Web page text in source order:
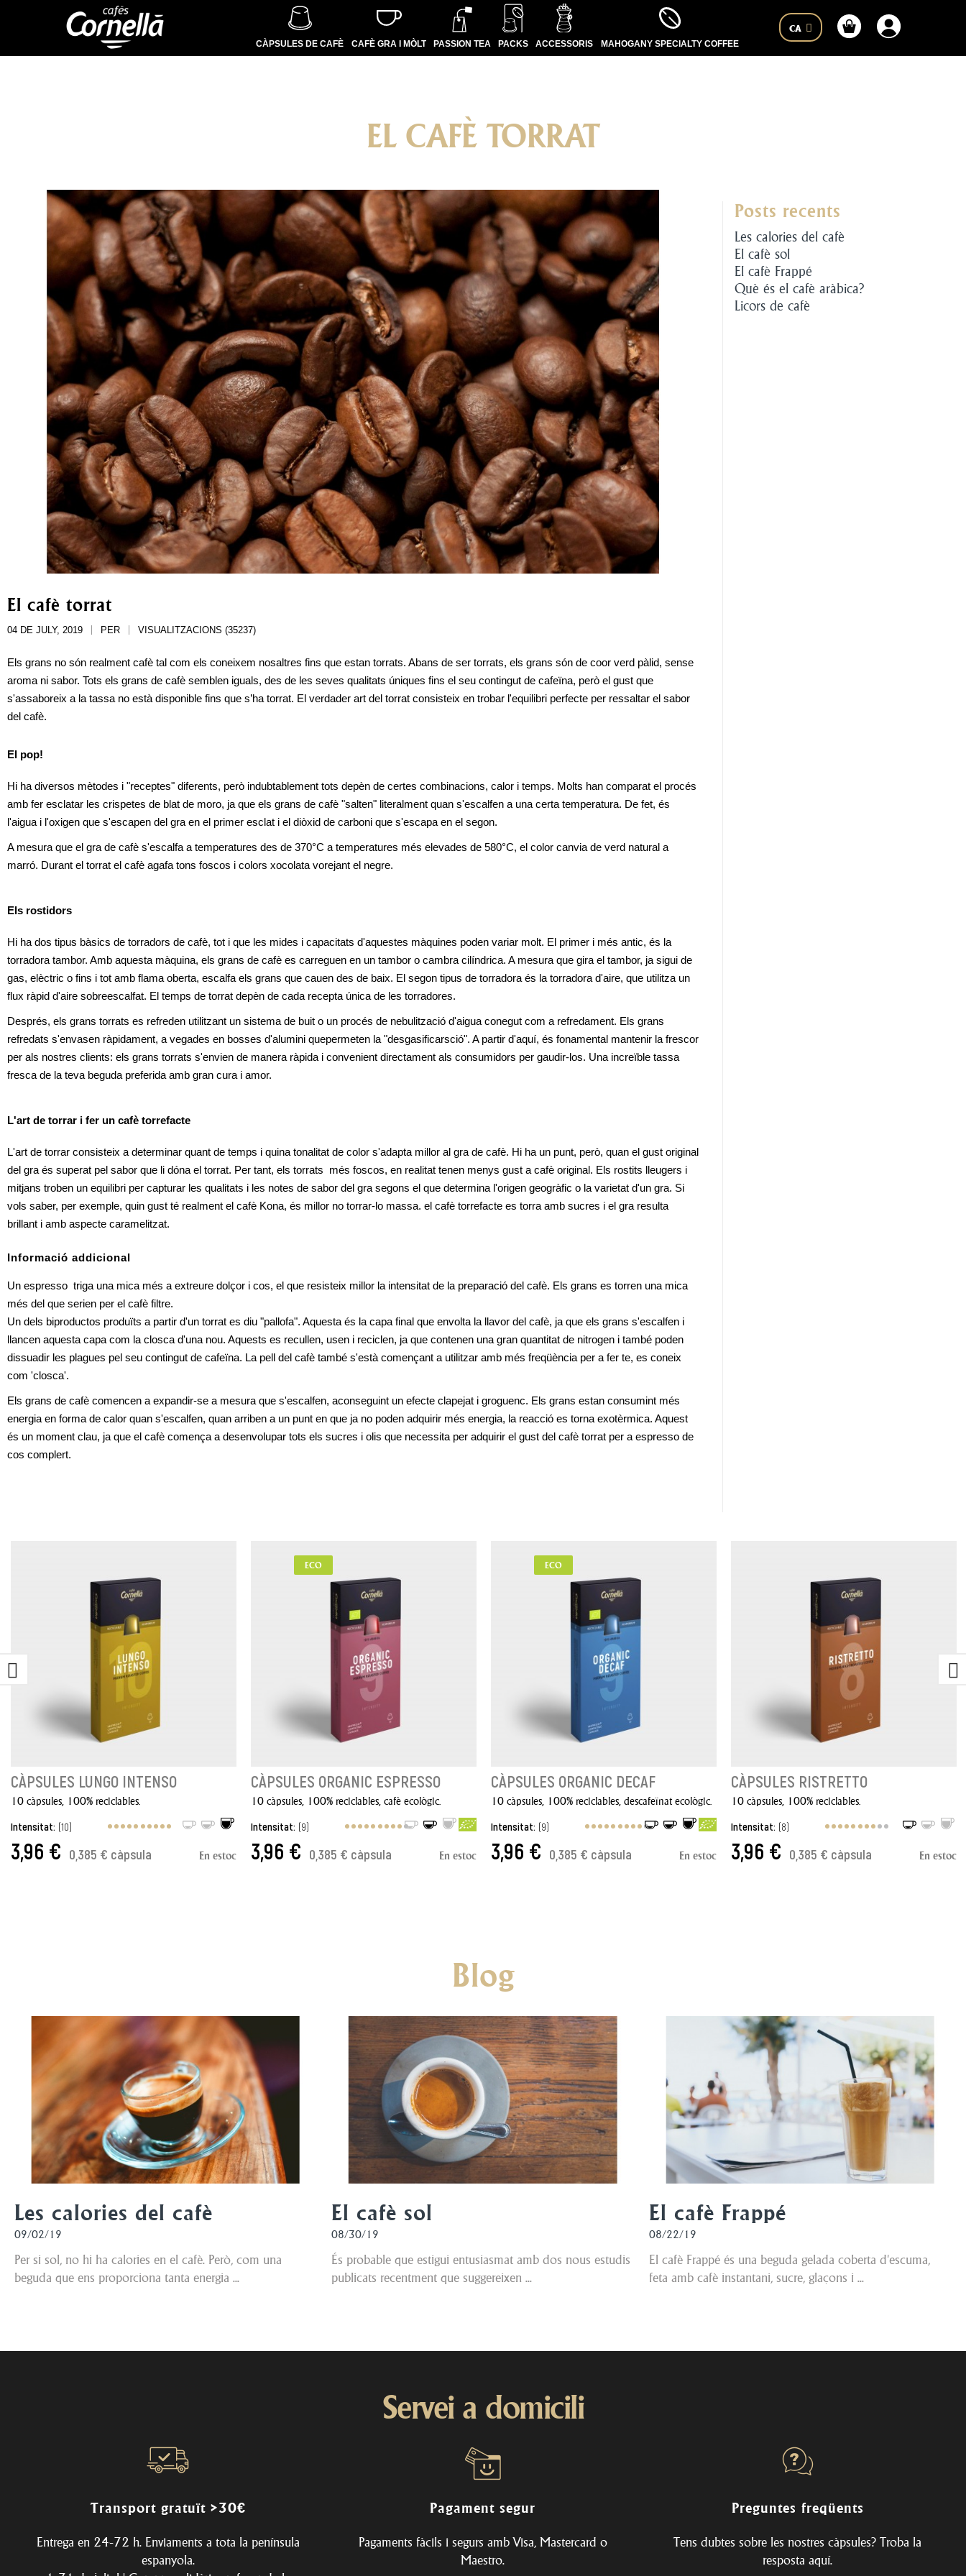
CÀPSULES DE CAFÈ CAFÈ GRA I MÒLT PASSION TEA PACKS ACCESSORIS MAHOGANY SPECIALTY COFFEE
CA
EL CAFÈ TORRAT
El cafè torrat
04 DE JULY, 2019 PER VISUALITZACIONS (35237)
Els grans no són realment cafè tal com els coneixem nosaltres fins que estan torrats. Abans de ser torrats, els grans són de coor verd pàlid, sense
aroma ni sabor. Tots els grans de cafè semblen iguals, des de les seves qualitats úniques fins el seu contingut de cafeïna, però el gust que
s'assaboreix a la tassa no està disponible fins que s’ha torrat. El verdader art del torrat consisteix en trobar l'equilibri perfecte per ressaltar el sabor
del cafè.
El pop!
Hi ha diversos mètodes i "receptes" diferents, però indubtablement tots depèn de certes combinacions, calor i temps. Molts han comparat el procés
amb fer esclatar les crispetes de blat de moro, ja que els grans de cafè "salten" literalment quan s'escalfen a una certa temperatura. De fet, és
l'aigua i l'oxigen que s'escapen del gra en el primer esclat i el diòxid de carboni que s'escapa en el segon.
A mesura que el gra de cafè s'escalfa a temperatures des de 370°C a temperatures més elevades de 580°C, el color canvia de verd natural a
marró. Durant el torrat el cafè agafa tons foscos i colors xocolata vorejant el negre.
Els rostidors
Hi ha dos tipus bàsics de torradors de cafè, tot i que les mides i capacitats d'aquestes màquines poden variar molt. El primer i més antic, és la
torradora tambor. Amb aquesta màquina, els grans de cafè es carreguen en un tambor o cambra cilíndrica. A mesura que gira el tambor, ja sigui de
gas, elèctric o fins i tot amb flama oberta, escalfa els grans que cauen des de baix. El segon tipus de torradora és la torradora d'aire, que utilitza un
flux ràpid d'aire sobreescalfat. El temps de torrat depèn de cada recepta única de les torradores.
Després, els grans torrats es refreden utilitzant un sistema de buit o un procés de nebulització d'aigua conegut com a refredament. Els grans
refredats s'envasen ràpidament, a vegades en bosses d'alumini quepermeten la "desgasificarsció". A partir d'aquí, és fonamental mantenir la frescor
per als nostres clients: els grans torrats s'envien de manera ràpida i convenient directament als consumidors per gaudir-los. Una increïble tassa
fresca de la teva beguda preferida amb gran cura i amor.
L'art de torrar i fer un cafè torrefacte
L'art de torrar consisteix a determinar quant de temps i quina tonalitat de color s'adapta millor al gra de cafè. Hi ha un punt, però, quan el gust original
del gra és superat pel sabor que li dóna el torrat. Per tant, els torrats  més foscos, en realitat tenen menys gust a cafè original. Els rostits lleugers i
mitjans troben un equilibri per capturar les qualitats i les notes de sabor del gra segons el que determina l'origen geogràfic o la varietat d'un gra. Si
vols saber, per exemple, quin gust té realment el cafè Kona, és millor no torrar-lo massa. el cafè torrefacte es torra amb sucres i el gra resulta
brillant i amb aspecte caramelitzat.
Informació addicional
Un espresso  triga una mica més a extreure dolçor i cos, el que resisteix millor la intensitat de la preparació del cafè. Els grans es torren una mica
més del que serien per el cafè filtre.
Un dels biproductos produïts a partir d'un torrat es diu "pallofa". Aquesta és la capa final que envolta la llavor del cafè, ja que els grans s'escalfen i
llancen aquesta capa com la closca d'una nou. Aquests es recullen, usen i reciclen, ja que contenen una gran quantitat de nitrogen i també poden
dissuadir les plagues pel seu contingut de cafeïna. La pell del cafè també s'està començant a utilitzar amb més freqüència per a fer te, es coneix
com 'closca'.
Els grans de cafè comencen a expandir-se a mesura que s'escalfen, aconseguint un efecte clapejat i groguenc. Els grans estan consumint més
energia en forma de calor quan s'escalfen, quan arriben a un punt en que ja no poden adquirir més energia, la reacció es torna exotèrmica. Aquest
és un moment clau, ja que el cafè comença a desenvolupar tots els sucres i olis que necessita per adquirir el gust del cafè torrat per a espresso de
cos complert.
Posts recents
Les calories del cafè
El cafè sol
El cafè Frappé
Què és el cafè aràbica?
Licors de cafè
CÀPSULES LUNGO INTENSO
10 càpsules, 100% reciclables.
Intensitat: (10)
3,96 € 0,385 € càpsula En estoc
ECO
CÀPSULES ORGANIC ESPRESSO
10 càpsules, 100% reciclables, cafè ecològic.
Intensitat: (9)
3,96 € 0,385 € càpsula En estoc
ECO
CÀPSULES ORGANIC DECAF
10 càpsules, 100% reciclables, descafeïnat ecològic.
Intensitat: (9)
3,96 € 0,385 € càpsula En estoc
CÀPSULES RISTRETTO
10 càpsules, 100% reciclables.
Intensitat: (8)
3,96 € 0,385 € càpsula En estoc
Blog
Les calories del cafè
09/02/19
Per si sol, no hi ha calories en el cafè. Però, com una
beguda que ens proporciona tanta energia ...
El cafè sol
08/30/19
És probable que estigui entusiasmat amb dos nous estudis
publicats recentment que suggereixen ...
El cafè Frappé
08/22/19
El cafè Frappé és una beguda gelada coberta d'escuma,
feta amb cafè instantani, sucre, glaçons i ...
Servei a domicili
Transport gratuït >30€
Entrega en 24-72 h. Enviaments a tota la península
espanyola.
Pagament segur
Pagaments fàcils i segurs amb Visa, Mastercard o
Maestro.
Preguntes freqüents
Tens dubtes sobre les nostres càpsules? Troba la
respostaaquí.